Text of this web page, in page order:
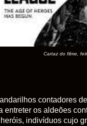
Cartaz do filme,
contadores
entreter os aldeões
indivíduos cujo